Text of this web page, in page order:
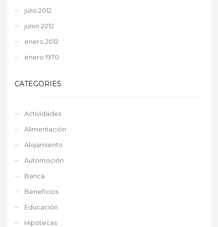
julio 2012
junio 2012
enero 2012
enero 1970
CATEGORIES
Actividades
Alimentación
Alojamiento
Automoción
Banca
Beneficios
Educación
Hipotecas